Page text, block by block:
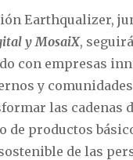
Earthqualizer,
y MosaiX, seguirá
con empresas
y
las cadenas
de productos
de las